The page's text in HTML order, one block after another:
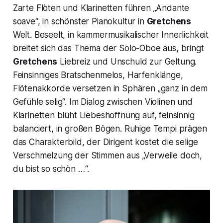
Zarte Flöten und Klarinetten führen „Andante
soave“, in schönster Pianokultur in Gretchens
Welt. Beseelt, in kammermusikalischer Innerlichkeit
breitet sich das Thema der Solo-Oboe aus, bringt
Gretchens Liebreiz und Unschuld zur Geltung.
Feinsinniges Bratschenmelos, Harfenklänge,
Flötenakkorde versetzen in Sphären „ganz in dem
Gefühle selig“. Im Dialog zwischen Violinen und
Klarinetten blüht Liebeshoffnung auf, feinsinnig
balanciert, in großen Bögen. Ruhige Tempi prägen
das Charakterbild, der Dirigent kostet die selige
Verschmelzung der Stimmen aus „Verweile doch,
du bist so schön …“.